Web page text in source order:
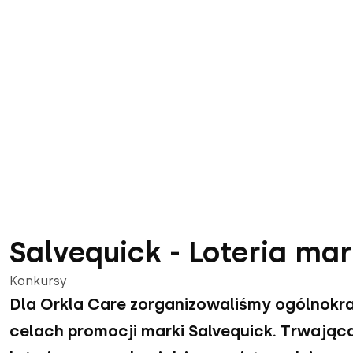
Salvequick - Loteria
Konkursy
Dla Orkla Care zorganizowaliśmy
celach promocji marki Salvequick.